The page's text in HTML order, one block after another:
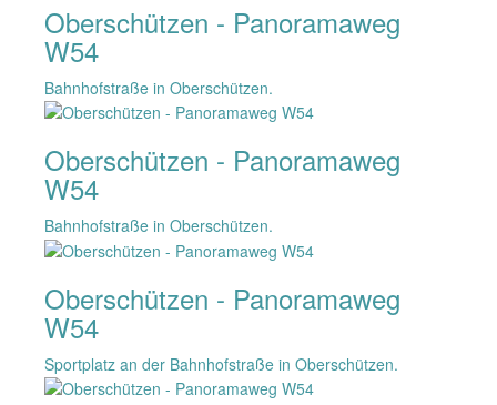
Oberschützen - Panoramaweg
W54
Bahnhofstraße in Oberschützen.
Oberschützen - Panoramaweg
W54
Bahnhofstraße in Oberschützen.
Oberschützen - Panoramaweg
W54
Sportplatz an der Bahnhofstraße in Oberschützen.